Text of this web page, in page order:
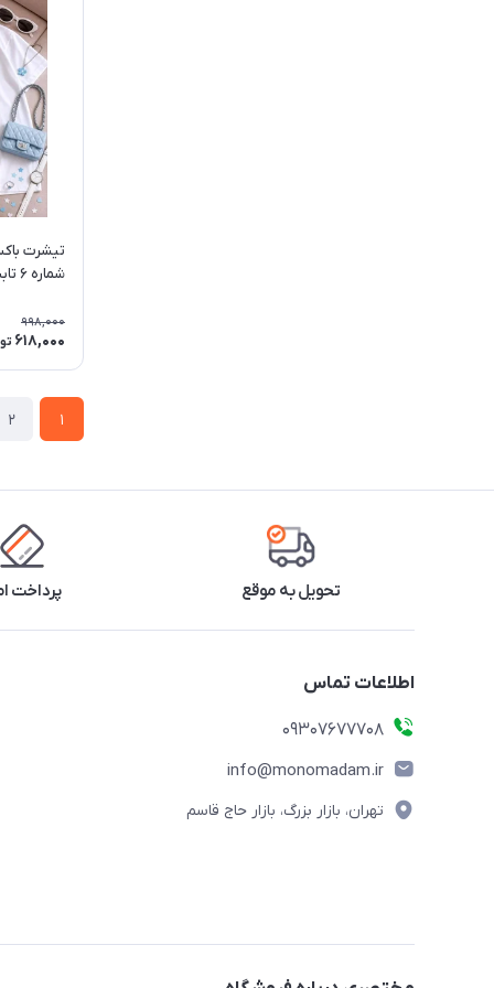
تیشرت
998,000
618,000
1
2
تحویل به موقع پرداخت
اطلاعات تماس
09307677708
info@monomadam.ir
تهران، بازار بزرگ، بازار حاج قاسم